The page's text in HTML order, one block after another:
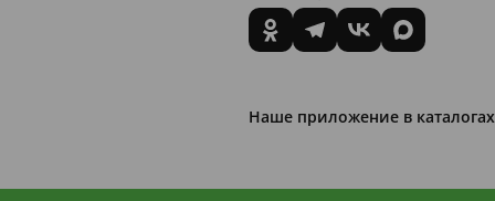
Наше приложение в каталогах